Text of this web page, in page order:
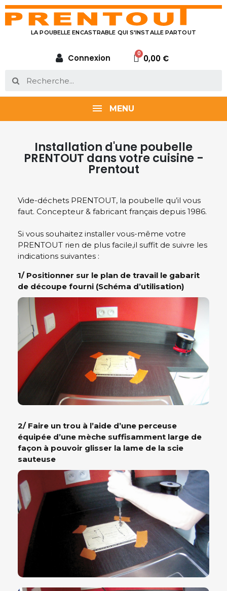
LA POUBELLE ENCASTRABLE QUI S'INSTALLE PARTOUT
Connexion 0,00 €
MENU
Installation d'une poubelle
PRENTOUT dans votre cuisine -
Prentout
Vide-déchets PRENTOUT, la poubelle qu’il vous
faut. Concepteur & fabricant français depuis 1986.
Si vous souhaitez installer vous-même votre
PRENTOUT rien de plus facile,il suffit de suivre les
indications suivantes :
1/ Positionner sur le plan de travail le gabarit
de découpe fourni (Schéma d’utilisation)
2/ Faire un trou à l’aide d’une perceuse
équipée d’une mèche suffisamment large de
façon à pouvoir glisser la lame de la scie
sauteuse